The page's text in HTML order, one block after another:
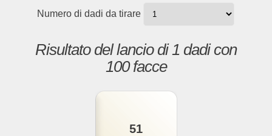
Numero di dadi da tirare
Risultato del lancio di 1 dadi con
100 facce
51